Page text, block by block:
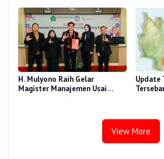
H. Mulyono Raih Gelar
Magister Manajemen Usai
Update
View More